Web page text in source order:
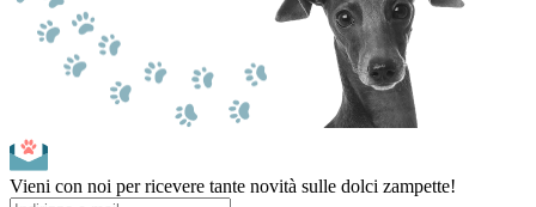
Vieni con noi per ricevere tante novità sulle dolci zampette!